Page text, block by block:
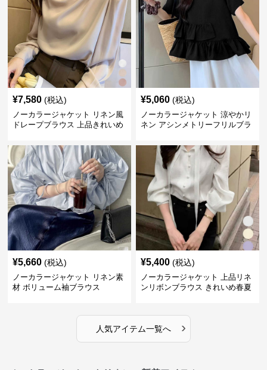
¥7,580 (税込)
ノーカラージャケット リネン風
ドレープブラウス 上品きれいめ
¥5,060 (税込)
ノーカラージャケット 涼やかリ
ネン アシンメトリーフリルブラ
¥5,660 (税込)
ノーカラージャケット リネン素
材 ボリューム袖ブラウス
¥5,400 (税込)
ノーカラージャケット 上品リネ
ンリボンブラウス きれいめ春夏
人気アイテム一覧へ ›